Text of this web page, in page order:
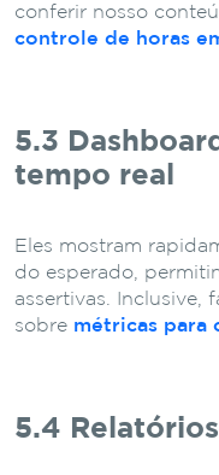
conferir nosso
controle de horas
5.3
tempo real
Eles mostram
do esperado,
assertivas. Inclusive,
sobre métricas para
5.4